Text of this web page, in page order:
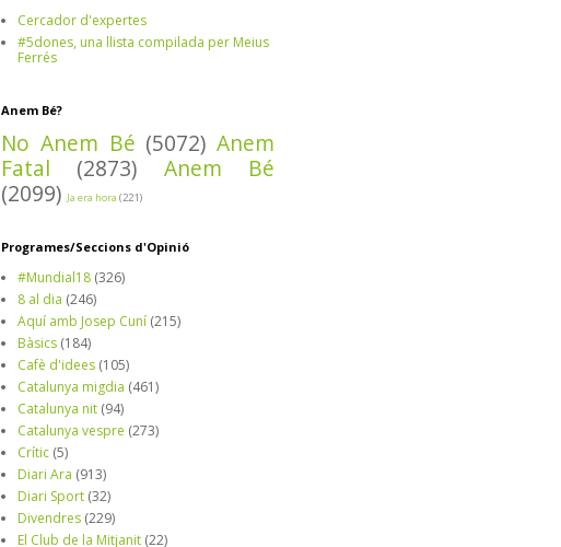
Cercador d'expertes
#5dones, una llista compilada per Meius
Ferrés
Anem Bé?
No Anem Bé (5072) Anem
Fatal
(2873)
Anem Bé
(2099) Ja era hora (221)
Programes/Seccions d'Opinió
#Mundial18 (326)
8 al dia (246)
Aquí amb Josep Cuní (215)
Bàsics (184)
Cafè d'idees (105)
Catalunya migdia (461)
Catalunya nit (94)
Catalunya vespre (273)
Crític (5)
Diari Ara (913)
Diari Sport (32)
Divendres (229)
El Club de la Mitjanit (22)